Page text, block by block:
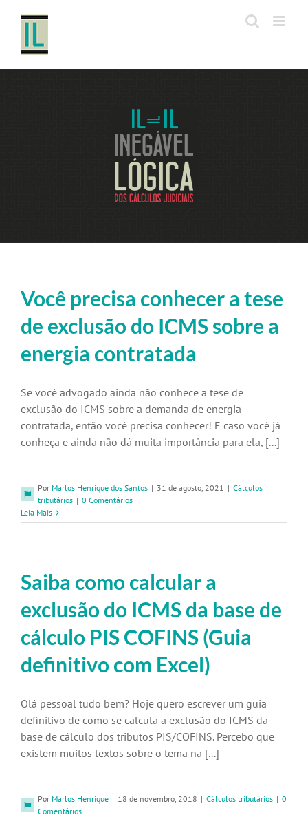
conteúdo
Você precisa conhecer a tese
de exclusão do ICMS sobre a
energia contratada
Se você advogado ainda não conhece a tese de
exclusão do ICMS sobre a demanda de energia
contratada, então você precisa conhecer! E caso você já
conheça e ainda não dá muita importância para ela, [...]
Por Marlos Henrique dos Santos | 31 de agosto, 2021 | Cálculos
tributários | 0 Comentários
Leia Mais
Saiba como calcular a
exclusão do ICMS da base de
cálculo PIS COFINS (Guia
definitivo com Excel)
Olá pessoal tudo bem? Hoje quero escrever um guia
definitivo de como se calcula a exclusão do ICMS da
base de cálculo dos tributos PIS/COFINS. Percebo que
existem muitos textos sobre o tema na [...]
Por Marlos Henrique | 18 de novembro, 2018 | Cálculos tributários | 0
Comentários